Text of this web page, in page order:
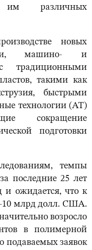
им различных
новых
машино- и
традиционными
такими как
быстрыми
технологии (АТ)
сокращение
подготовки
темпы
последние 25 лет
и ожидается, что к
млрд долл. США.
возросло
в полимерной
подаваемых заявок